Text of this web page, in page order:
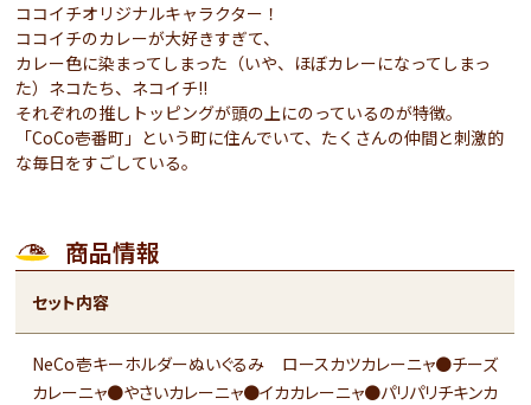
ココイチオリジナルキャラクター！
ココイチのカレーが大好きすぎて、
カレー色に染まってしまった（いや、ほぼカレーになってしまっ
た）ネコたち、ネコイチ!!
それぞれの推しトッピングが頭の上にのっているのが特徴。
「CoCo壱番町」という町に住んでいて、たくさんの仲間と刺激的
な毎日をすごしている。
商品情報
セット内容
NeCo壱キーホルダーぬいぐるみ ロースカツカレーニャ●チーズ
カレーニャ●やさいカレーニャ●イカカレーニャ●パリパリチキンカ